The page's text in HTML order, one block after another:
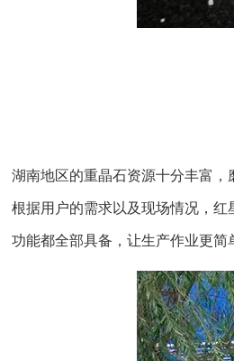
湖南地区的重晶石资源十分丰富
根据用户的需求以及现场情况，
功能都全部具备，让生产作业更